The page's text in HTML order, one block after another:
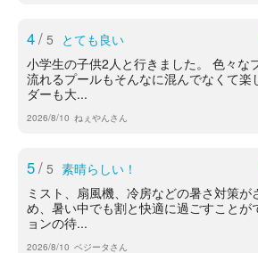
4/ 5 とても良い
小学生の子供2人と行きました。 色々な
流れるプールもそんなに混んでなくて楽
ダーも大...
2026/8/10 ねぇやんさん
5/ 5 素晴らしい！
ミスト、扇風機、冷房などの暑さ対策が
め、暑い中でも割と快適に過ごすことが
ョンの待...
2026/8/10 ベジータさん